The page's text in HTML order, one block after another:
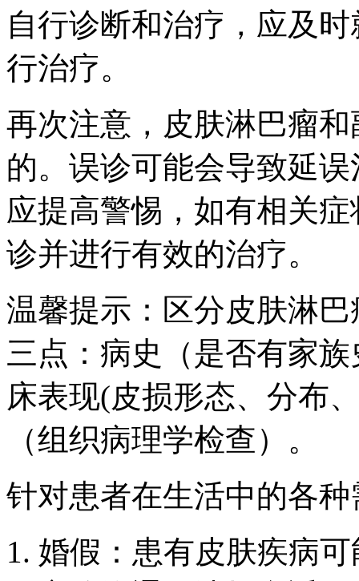
自行诊断和治疗，应及
行治疗。
再次注意，皮肤淋巴瘤
的。误诊可能会导致延
应提高警惕，如有相关
诊并进行有效的治疗。
温馨提示：区分皮肤淋
三点：病史（是否有家
床表现(皮损形态、分布
（组织病理学检查）。
针对患者在生活中的各
1. 婚假：患有皮肤疾病